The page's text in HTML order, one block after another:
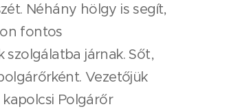
Néhány hölgy is segít,
fontos
járnak. Sőt,
Vezetőjük
Polgárőr